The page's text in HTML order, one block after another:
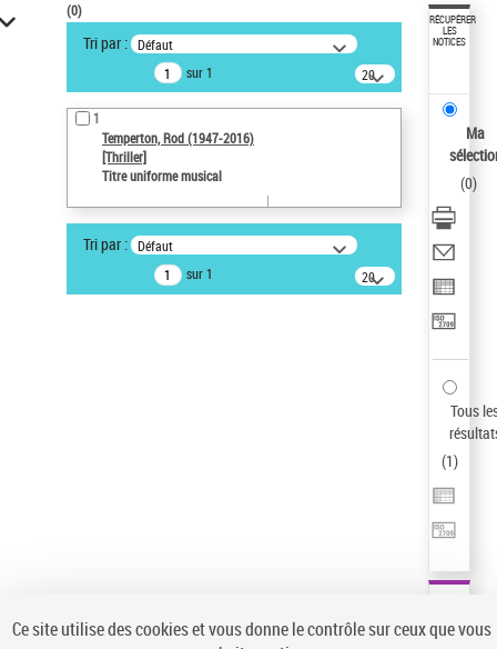
VOTRE RECHERCHE
Recherche avancée dans les
notices d’autorité
Œuvres liées à l'auteur :
Temperton, Rod (1947-2016)
Sauvegarder votre recherche
AFFINER
Type de notice d'autorité
(0)
Tri par : Défaut
sur 1
20
résultats/page
1
Temperton, Rod (1947-2016)
[Thriller]
Titre uniforme musical
Tri par : Défaut
sur 1
20
résultats/page
RÉCUPÉRER
LES
NOTICES
Ma
(0)
Tous
(1)
Ce site utilise des cookies et vous donne le contrôle sur ceux que vous